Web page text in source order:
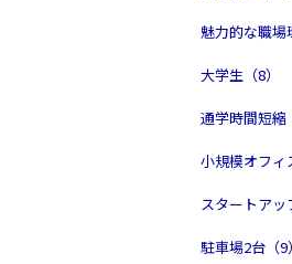
魅力的な職場
大学生（8）
通学時間短縮
小規模オフィ
スタートアッ
駐車場2台（9）